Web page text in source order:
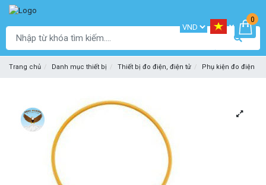
0
Trang chủ Danh mục thiết bị Thiết bị đo điện, điện tử Phụ kiện đo điện